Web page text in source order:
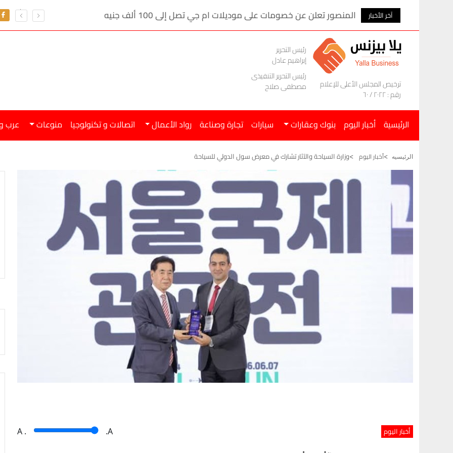
آخر الأخبار المنصور تعلن عن خصومات على موديلات ام جي تصل إلى 100 ألف جنيه
ترخيص المجلس الأعلى للإعلام
رقم : ٢٠٢٢ / ٦٠
رئيس التحرير
إبراهيم عادل
رئيس التحرير التنفيذى
مصطفى صلاح
الرئيسية أخبار اليوم بنوك وعقارات سيارات تجارة وصناعة رواد الأعمال اتصالات و تكنولوجيا منوعات عرب
الرئيسيه أخبار اليوم وزارة السياحة والآثار تشارك في معرض سول الدولي للسياحة
أخبار اليوم A . .A